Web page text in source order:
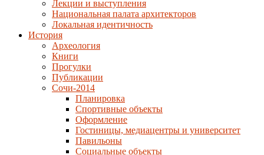
Лекции и выступления
Национальная палата архитекторов
Локальная идентичность
История
Археология
Книги
Прогулки
Публикации
Сочи-2014
Планировка
Спортивные объекты
Оформление
Гостиницы, медиацентры и университет
Павильоны
Социальные объекты